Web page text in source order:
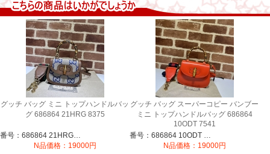
グッチ バッグ ミニ トップハンドルバッ
グ 686864 21HRG 8375
番号：686864 21HRG 8375
N品価格：19000円
グッチ バッグ スーパーコピー バンブー
ミニ トップハンドルバッグ 686864
10ODT 7541
番号：686864 10ODT 7541
N品価格：19000円